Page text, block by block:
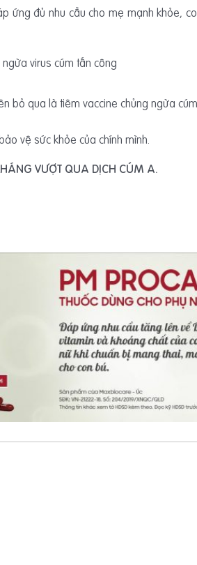
ứng đủ nhu cầu cho mẹ mạnh khỏe,
virus cúm tấn công
bỏ qua là tiêm vaccine chủng ngừa
vệ sức khỏe của chính mình.
VƯỢT QUA DỊCH CÚM A.